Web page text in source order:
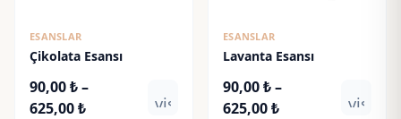
ESANSLAR
Çikolata Esansı
90,00₺–
625,00₺Fiyat
visibility
ESANSLAR
Lavanta Esansı
90,00₺–
625,00₺Fiyat